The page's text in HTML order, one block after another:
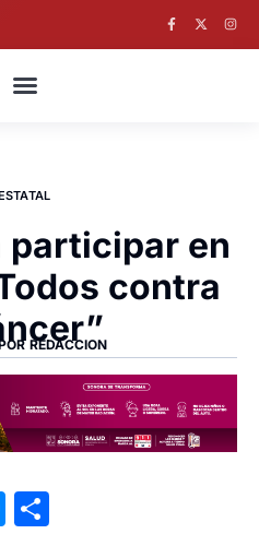
participar en
contra
REDACCION
Messenger